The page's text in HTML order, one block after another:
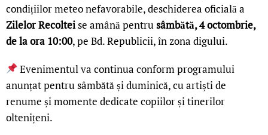
condițiilor meteo nefavorabile, deschiderea oficială a
Zilelor Recolteise amână pentru sâmbătă, 4 octombrie,
de la ora 10:00, pe Bd. Republicii, în zona digului.
Evenimentul va continua conform programului
anunțat pentru sâmbătă și duminică, cu artiști de
renume și momente dedicate copiilor și tinerilor
oltenițeni.